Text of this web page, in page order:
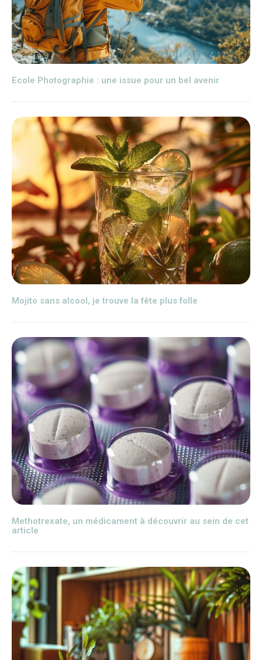
Ecole Photographie : une issue pour un bel avenir
Mojito sans alcool, je trouve la fête plus folle
Methotrexate, un médicament à découvrir au sein de cet
article